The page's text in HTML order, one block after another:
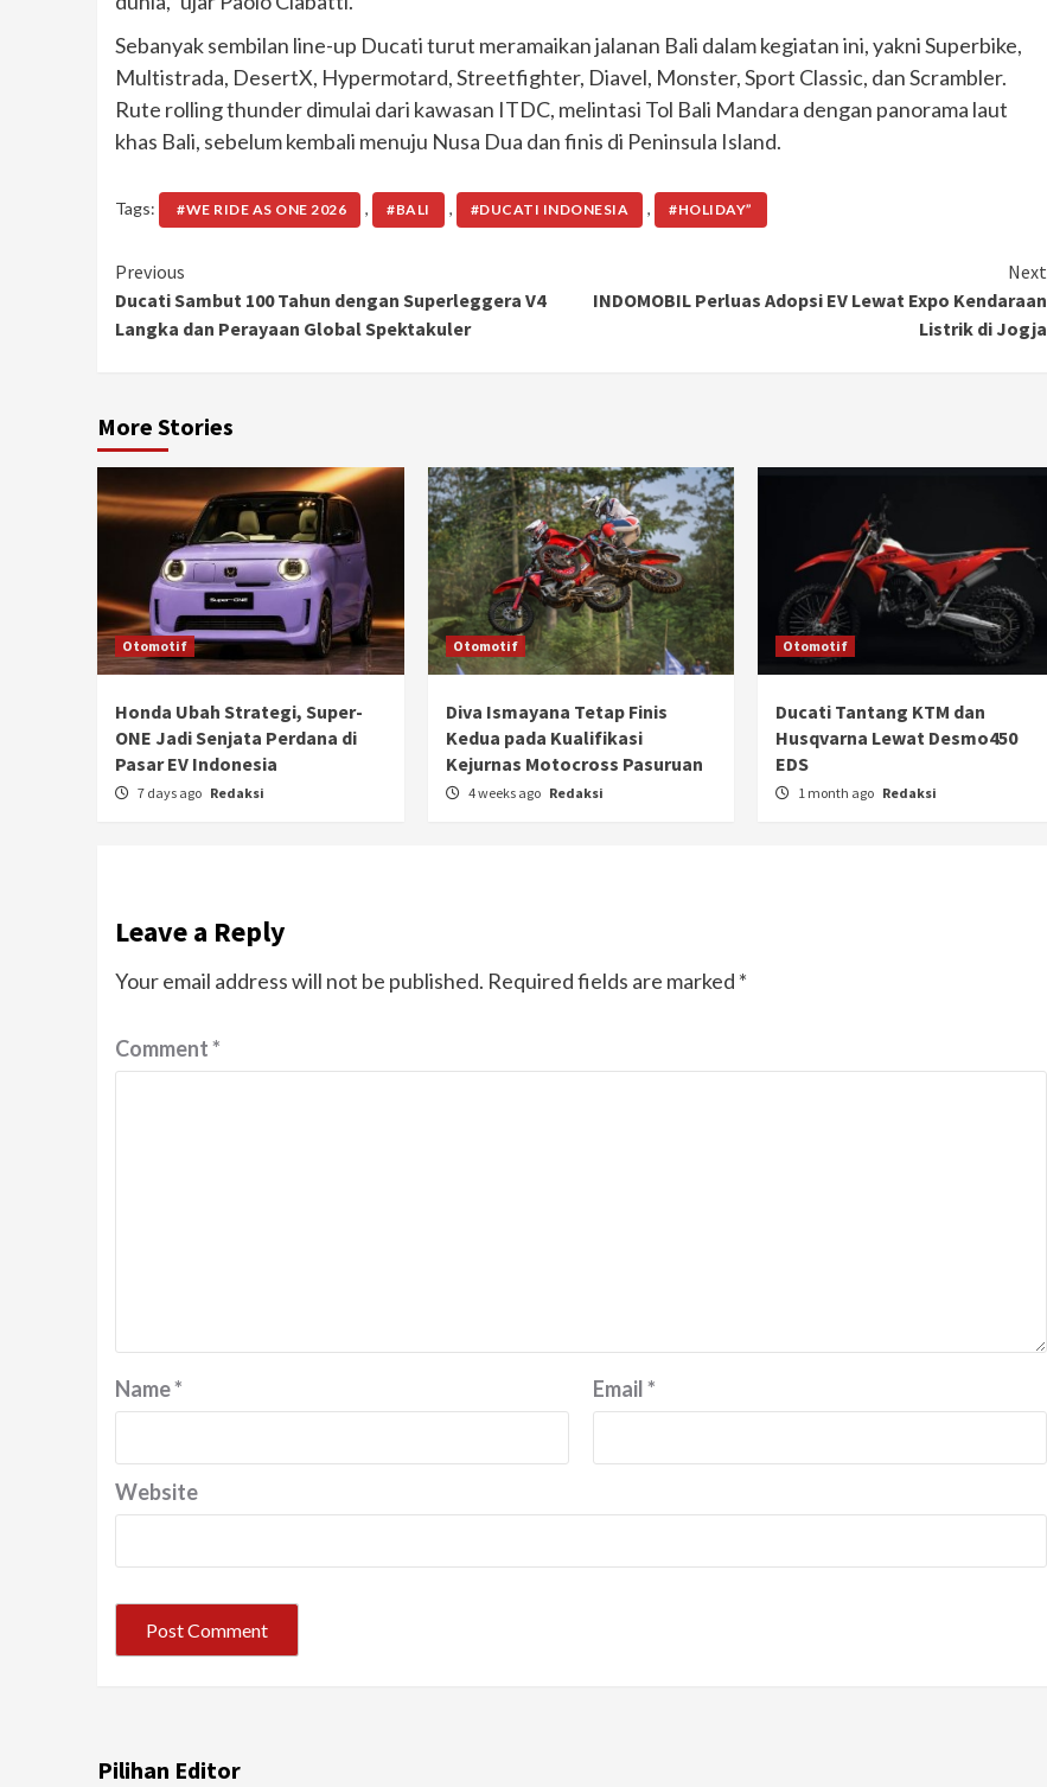
Sebanyak sembilan line-up Ducati turut meramaikan jalanan Bali dalam kegiatan ini, yakni Superbike,
Multistrada, DesertX, Hypermotard, Streetfighter, Diavel, Monster, Sport Classic, dan Scrambler.
Rute rolling thunder dimulai dari kawasan ITDC, melintasi Tol Bali Mandara dengan panorama laut
khas Bali, sebelum kembali menuju Nusa Dua dan finis di Peninsula Island.
Tags: ⁠ #WE RIDE AS ONE 2026 , #BALI , #DUCATI INDONESIA , #HOLIDAY”
Continue
Reading
Previous
Ducati Sambut 100 Tahun dengan Superleggera V4
Langka dan Perayaan Global Spektakuler
Next
INDOMOBIL Perluas Adopsi EV Lewat Expo Kendaraan
Listrik di Jogja
More Stories
Otomotif
Honda Ubah Strategi, Super-
ONE Jadi Senjata Perdana di
Pasar EV Indonesia
7 days ago Redaksi
Otomotif
Diva Ismayana Tetap Finis
Kedua pada Kualifikasi
Kejurnas Motocross Pasuruan
4 weeks ago Redaksi
Otomotif
Ducati Tantang KTM dan
Husqvarna Lewat Desmo450
EDS
1 month ago Redaksi
Leave a Reply
Your email address will not be published. Required fields are marked *
Comment*
Name* Email*
Website
Otomotif
Ducati Collezione 100 Debut di
Mugello, Usung 10 Desain Bersejarah
JAK ONE – Perayaan satu abad perjalanan
Ducati semakin istimewa dengan peluncuran
terbatas yang mengangkat kembali sejumlah
livery paling...
Pilihan Editor